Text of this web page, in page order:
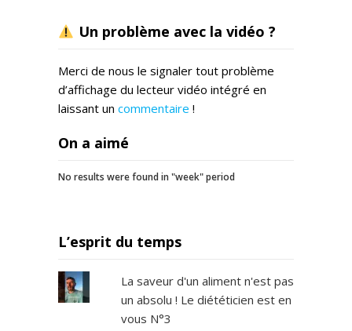
Un problème avec la vidéo ?
Merci de nous le signaler tout problème
d’affichage du lecteur vidéo intégré en
laissant un commentaire !
On a aimé
No results were found in "week" period
L’esprit du temps
La saveur d'un aliment n'est pas
un absolu ! Le diététicien est en
vous N°3